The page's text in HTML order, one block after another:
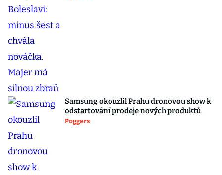
Samsung okouzlil Prahu dronovou show k
odstartování prodeje nových produktů
Poggers